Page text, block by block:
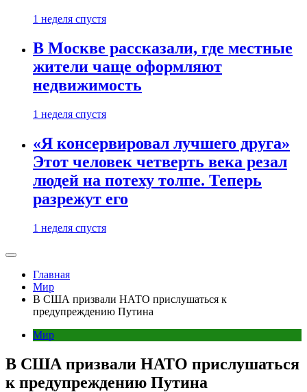
1 неделя спустя
В Москве рассказали, где местные
жители чаще оформляют
недвижимость
1 неделя спустя
«Я консервировал лучшего друга»
Этот человек четверть века резал
людей на потеху толпе. Теперь
разрежут его
1 неделя спустя
Главная
Мир
В США призвали НАТО прислушаться к
предупреждению Путина
Мир
В США призвали НАТО прислушаться
к предупреждению Путина